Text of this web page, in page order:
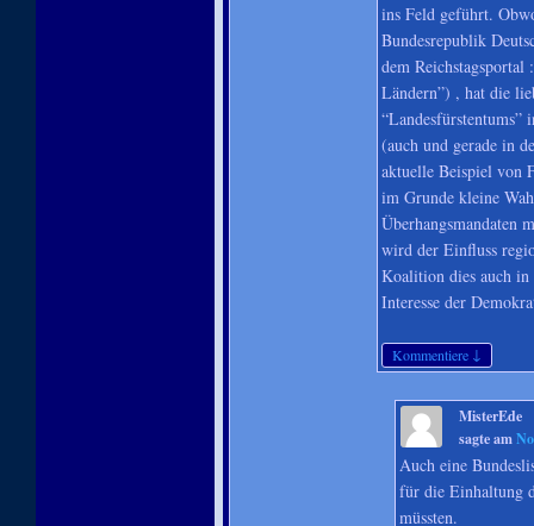
ins Feld geführt.
Bundesrepublik
dem Reichstagsportal
Ländern”) , hat die
“Landesfürstentums”
(auch und gerade in
aktuelle Beispiel von
im Grunde kleine
Überhangsmandaten
wird der Einfluss
Koalition dies auch
Interesse der
Kommentiere ↓
MisterEde
sagte am
Auch eine
für die Einhaltung
müssten.